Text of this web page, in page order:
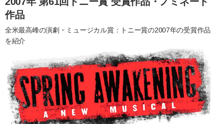
作品
全米最高峰の演劇・ミュージカル賞：トニー賞の2007年の受賞作品
を紹介